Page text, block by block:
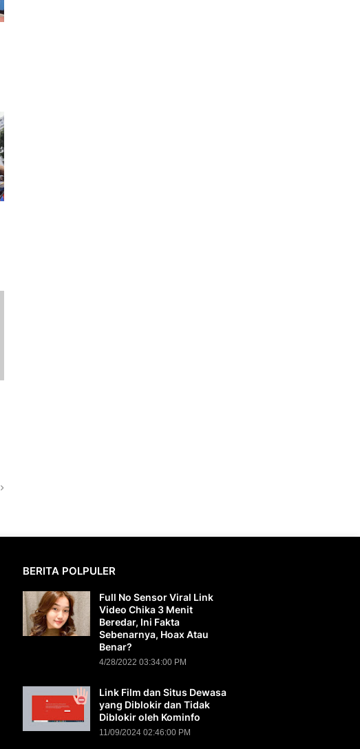
BERITA POLPULER
Full No Sensor Viral Link
Video Chika 3 Menit
Beredar, Ini Fakta
Sebenarnya, Hoax Atau
Benar?
4/28/2022 03:34:00 PM
Link Film dan Situs Dewasa
yang Diblokir dan Tidak
Diblokir oleh Kominfo
11/09/2024 02:46:00 PM